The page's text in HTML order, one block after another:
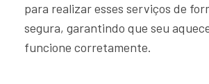
para realizar esses serviços de
segura, garantindo que seu
funcione corretamente.